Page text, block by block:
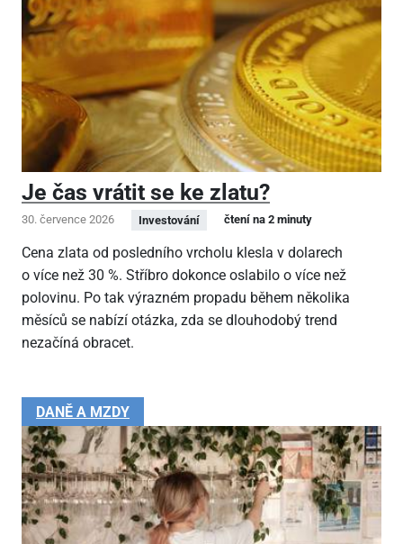
Je čas vrátit se ke zlatu?
30. července 2026 Investování čtení na 2 minuty
Cena zlata od posledního vrcholu klesla v dolarech
o více než 30 %. Stříbro dokonce oslabilo o více než
polovinu. Po tak výrazném propadu během několika
měsíců se nabízí otázka, zda se dlouhodobý trend
nezačíná obracet.
DANĚ A MZDY